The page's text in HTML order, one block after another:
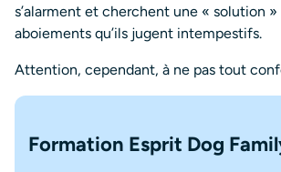
s’alarment et cherchent une « solution »
aboiements qu’ils jugent intempestifs.
Attention, cependant, à ne pas tout
Formation Esprit Dog